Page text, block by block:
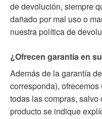
de devolución, siempre
dañado por mal uso o
nuestra política de
¿Ofrecen garantía en
Además de la garantía
corresponda),
todas las compras,
producto se indique